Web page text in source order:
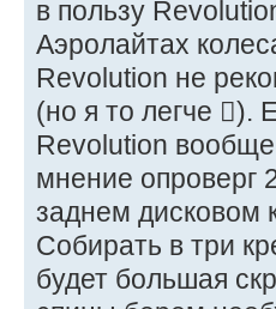
в пользу
Аэролайтах
Revolution не
(но я то легче ).
Revolution
мнение опроверг
заднем дисковом
Собирать в три
будет большая